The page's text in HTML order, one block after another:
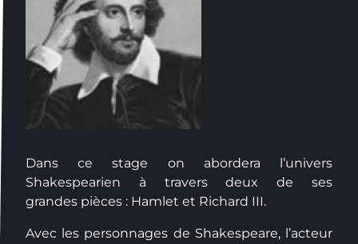
Dans ce stage on abordera l’univers
Shakespearien à travers deux de ses
grandes pièces : Hamlet et Richard III.
Avec les personnages de Shakespeare, l’acteur